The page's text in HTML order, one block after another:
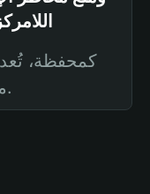
كمحفظة،
مهمتنا الأساسية.